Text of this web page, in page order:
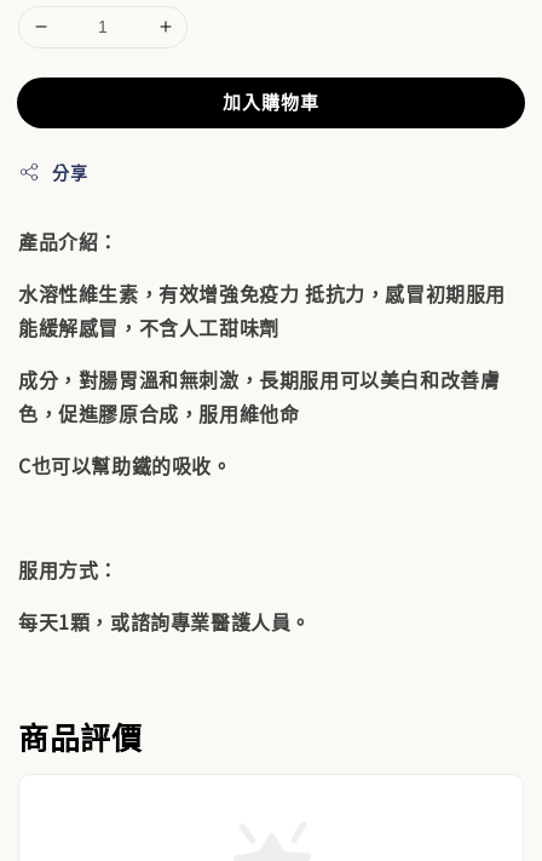
加入購物車
分享
產品介紹：
水溶性維生素，有效增強免疫力 抵抗力，感冒初期服用
能緩解感冒，不含人工甜味劑
成分，對腸胃溫和無刺激，長期服用可以美白和改善膚
色，促進膠原合成，服用維他命
C也可以幫助鐵的吸收。
服用方式：
每天1顆，或諮詢專業醫護人員。
商品評價